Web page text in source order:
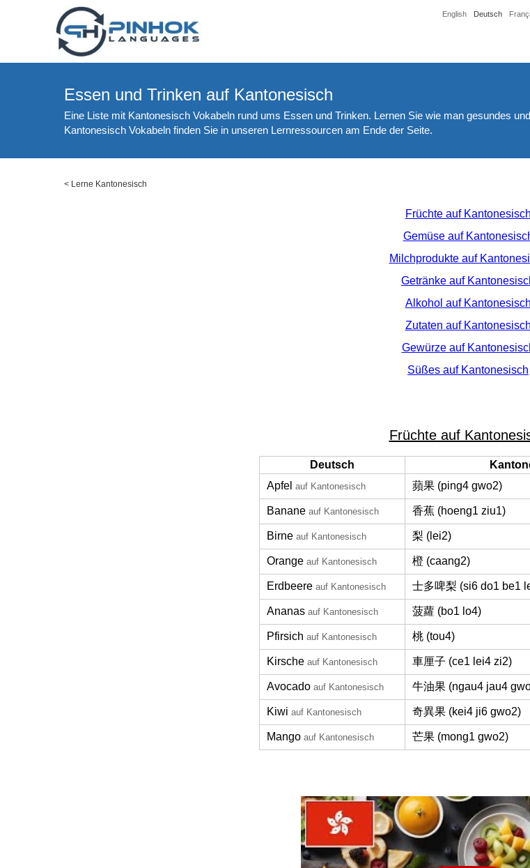
English Deutsch
Essen und Trinken auf Kantonesisch
Eine Liste mit Kantonesisch Vokabeln rund ums Essen und Trinken. Lernen Sie wie man gesundes
Kantonesisch Vokabeln finden Sie in unseren Lernressourcen am Ende der Seite.
< Lerne Kantonesisch
Früchte auf Kantonesisch
Gemüse auf
Milchprodukte auf
Getränke auf
Alkohol auf Kantonesisch
Zutaten auf Kantonesisch
Gewürze auf
Süßes auf Kantonesisch
Früchte auf
Deutsch
Apfel auf Kantonesisch 蘋果 (ping4 gwo2)
Banane auf Kantonesisch 香蕉 (hoeng1 ziu1)
Birne auf Kantonesisch 梨 (lei2)
Orange auf Kantonesisch 橙 (caang2)
Erdbeere auf Kantonesisch 士多啤梨 (si6 do1 be1
Ananas auf Kantonesisch 菠蘿 (bo1 lo4)
Pfirsich auf Kantonesisch 桃 (tou4)
Kirsche auf Kantonesisch 車厘子 (ce1 lei4 zi2)
Avocado auf Kantonesisch 牛油果 (ngau4 jau4
Kiwi auf Kantonesisch 奇異果 (kei4 ji6 gwo2)
Mango auf Kantonesisch 芒果 (mong1 gwo2)